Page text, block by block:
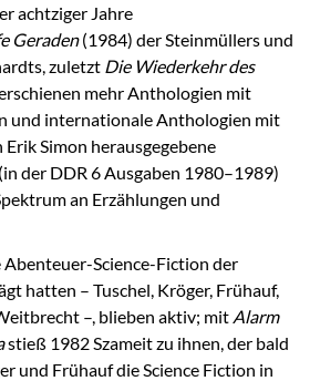
achtziger Jahre
Geraden(1984) der Steinmüllers und
zuletzt Die Wiederkehr des
mehr Anthologien mit
und internationale Anthologien mit
Simon herausgegebene
der DDR 6 Ausgaben 1980–1989)
an Erzählungen und
Science-Fiction der
hatten – Tuschel, Kröger, Frühauf,
–, blieben aktiv; mit Alarm
stieß 1982 Szameit zu ihnen, der bald
und Frühauf die Science Fiction in